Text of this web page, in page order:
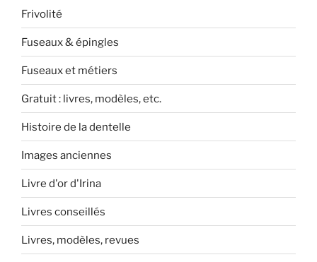
Frivolité
Fuseaux & épingles
Fuseaux et métiers
Gratuit : livres, modèles, etc.
Histoire de la dentelle
Images anciennes
Livre d'or d'Irina
Livres conseillés
Livres, modèles, revues